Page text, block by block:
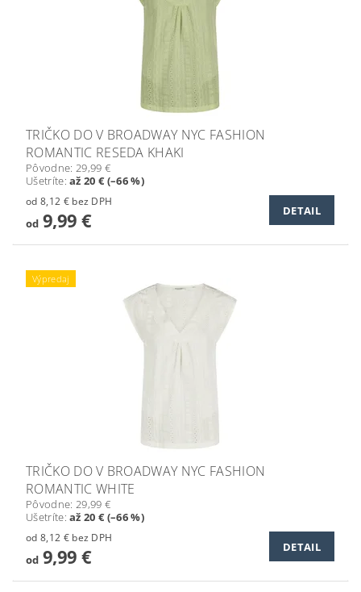
TRIČKO DO V BROADWAY NYC FASHION
ROMANTIC RESEDA KHAKI
Pôvodne: 29,99 €
Ušetríte:až 20 € (–66 %)
od 8,12 € bez DPH
od9,99 € DETAIL
Výpredaj
TRIČKO DO V BROADWAY NYC FASHION
ROMANTIC WHITE
Pôvodne: 29,99 €
Ušetríte:až 20 € (–66 %)
od 8,12 € bez DPH
od9,99 € DETAIL